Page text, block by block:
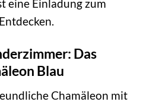
eine Einladung zum
Das
Blau
Chamäleon mit